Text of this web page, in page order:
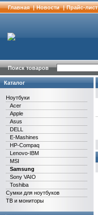
Главная | Новости | Прайс-лист
Поиск товаров
Каталог
Ноутбуки
Acer
Apple
Asus
DELL
E-Mashines
HP-Compaq
Lenovo-IBM
MSI
Samsung
Sony VAIO
Toshiba
Сумки для ноутбуков
ТВ и мониторы